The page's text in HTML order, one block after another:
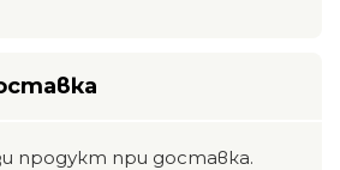
продукт при доставка.